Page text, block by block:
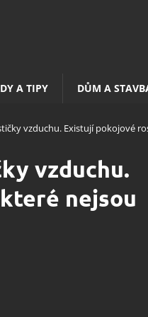
A TIPY DŮM A
vzduchu. Existují pokojové
vzduchu.
nejsou